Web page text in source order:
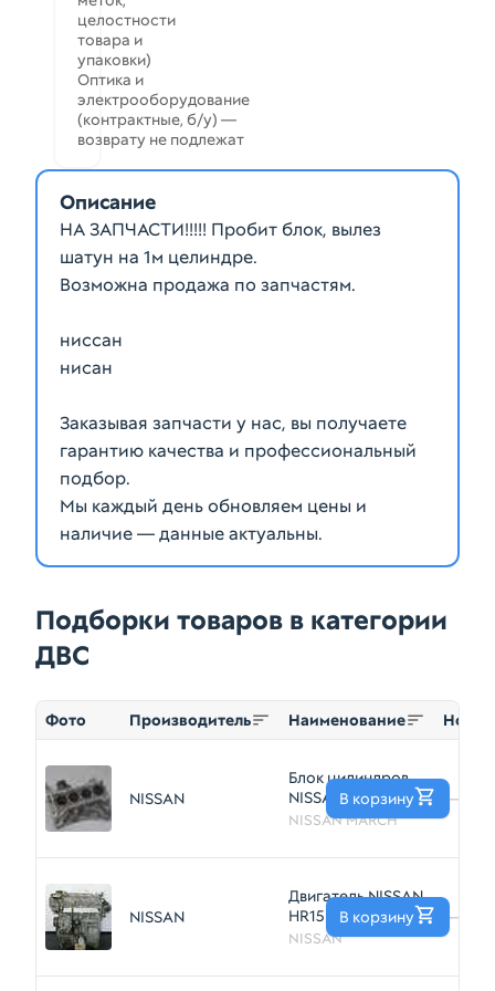
целостности
товара и
упаковки)
Оптика и
электрооборудование
(контрактные, б/у) —
возврату не подлежат
Описание
НА ЗАПЧАСТИ!!!!! Пробит блок, вылез
шатун на 1м целиндре.
Возможна продажа по запчастям.
ниссан
нисан
Заказывая запчасти у нас, вы получаете
гарантию качества и профессиональный
подбор.
Мы каждый день обновляем цены и
наличие — данные актуальны.
Подборки товаров в категории
ДВС
Фото Производитель Наименование Номер
NISSAN
Блок цилиндров
NISSAN MARCH
CR14DE (Б/У)
NISSAN MARCH
—
В корзину
NISSAN
Двигатель NISSAN
HR15DE
(Контрактный)
NISSAN
—
В корзину